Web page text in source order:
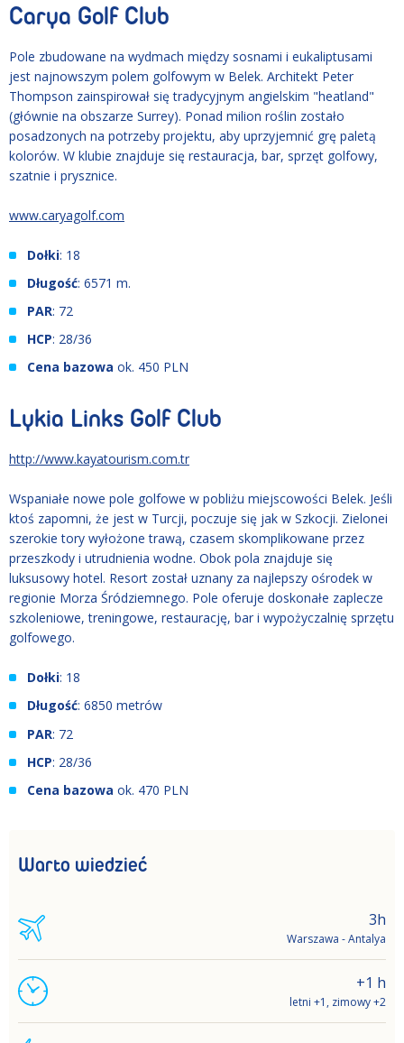
Carya Golf Club
Pole zbudowane na wydmach między sosnami i eukaliptusami
jest najnowszym polem golfowym w Belek. Architekt Peter
Thompson zainspirował się tradycyjnym angielskim "heatland"
(głównie na obszarze Surrey). Ponad milion roślin zostało
posadzonych na potrzeby projektu, aby uprzyjemnić grę paletą
kolorów. W klubie znajduje się restauracja, bar, sprzęt golfowy,
szatnie i prysznice.
www.caryagolf.com
Dołki: 18
Długość: 6571 m.
PAR: 72
HCP: 28/36
Cena bazowa ok. 450 PLN
Lykia Links Golf Club
http://www.kayatourism.com.tr
Wspaniałe nowe pole golfowe w pobliżu miejscowości Belek. Jeśli
ktoś zapomni, że jest w Turcji, poczuje się jak w Szkocji. Zielonei
szerokie tory wyłożone trawą, czasem skomplikowane przez
przeszkody i utrudnienia wodne. Obok pola znajduje się
luksusowy hotel. Resort został uznany za najlepszy ośrodek w
regionie Morza Śródziemnego. Pole oferuje doskonałe zaplecze
szkoleniowe, treningowe, restaurację, bar i wypożyczalnię sprzętu
golfowego.
Dołki: 18
Długość: 6850 metrów
PAR: 72
HCP: 28/36
Cena bazowa ok. 470 PLN
Warto wiedzieć
3h
Warszawa - Antalya
+1 h
letni +1, zimowy +2